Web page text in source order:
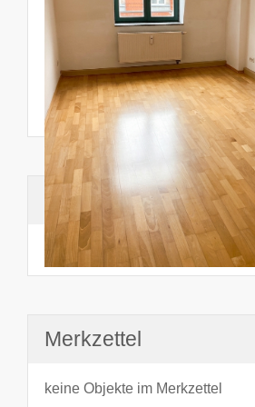
Suchhistorie
noch nichts angesehen
Merkzettel
keine Objekte im Merkzettel